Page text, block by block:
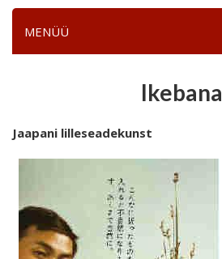
MENÜÜ
Ikebana
Jaapani lilleseadekunst